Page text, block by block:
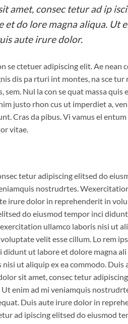
amet, consec tetur ad ip
do lore magna aliqua. Ut
aute irure dolor.
se ctetuer adipiscing elit. Ae nean
dis pa rturi int montes, na sce
sem. Nul la con se quat massa
justo rhon cus ut imperdiet a,
Cras da pibus. Vi vamus el
vitae.
tetur adipiscing elitsed do
nostrudrtes.
irure dolor in reprehenderit in
do eiusmod tempor inci
ullamco laboris nisi ut
velit esse cillum. Lo rem
ut labore et dolore magna
ut aliquip ex ea commodo.
sit amet, consec tetur
enim ad mi veniamquis
Duis aute irure dolor in
ad ipiscing elitsed do eiusmod